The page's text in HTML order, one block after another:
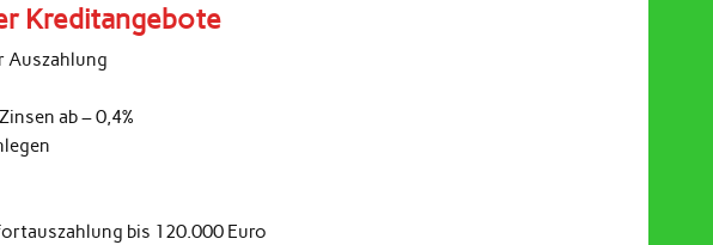
Kreditangebote
Auszahlung
ab – 0,4%
bis 120.000 Euro